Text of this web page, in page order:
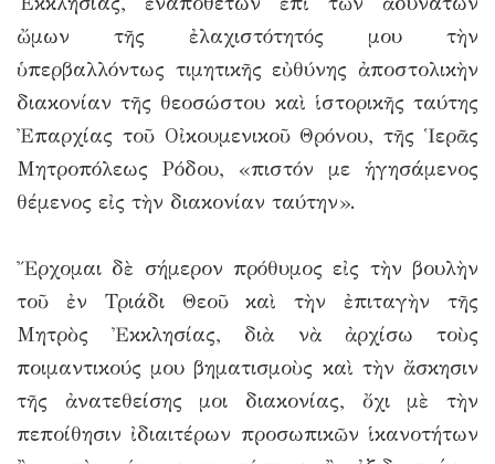
ὤμων τῆς ἐλαχιστότητός μου τὴν
ὑπερβαλλόντως τιμητικῆς εὐθύνης ἀποστολικὴν
διακονίαν τῆς θεοσώστου καὶ ἱστορικῆς ταύτης
Ἐπαρχίας τοῦ Οἰκουμενικοῦ Θρόνου, τῆς Ἱερᾶς
Μητροπόλεως Ρόδου, «πιστόν με ἡγησάμενος
θέμενος εἰς τὴν διακονίαν ταύτην».
Ἔρχομαι δὲ σήμερον πρόθυμος εἰς τὴν βουλὴν
τοῦ ἐν Τριάδι Θεοῦ καὶ τὴν ἐπιταγὴν τῆς
Μητρὸς Ἐκκλησίας, διὰ νὰ ἀρχίσω τοὺς
ποιμαντικούς μου βηματισμοὺς καὶ τὴν ἄσκησιν
τῆς ἀνατεθείσης μοι διακονίας, ὄχι μὲ τὴν
πεποίθησιν ἰδιαιτέρων προσωπικῶν ἱκανοτήτων